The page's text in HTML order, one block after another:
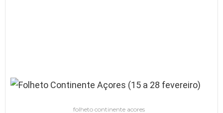
folheto continente acores